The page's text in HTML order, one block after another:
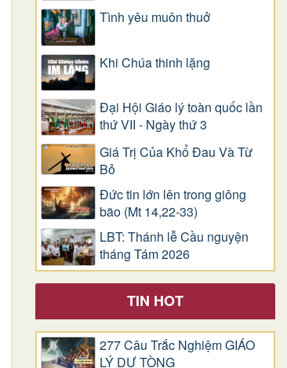
Tình yêu muôn thuở
Khi Chúa thinh lặng
Đại Hội Giáo lý toàn quốc lần
thứ VII - Ngày thứ 3
Giá Trị Của Khổ Ðau Và Từ
Bỏ
Đức tin lớn lên trong giông
bão (Mt 14,22-33)
LBT: Thánh lễ Cầu nguyện
tháng Tám 2026
TIN HOT
277 Câu Trắc Nghiệm GIÁO
LÝ DỰ TÒNG